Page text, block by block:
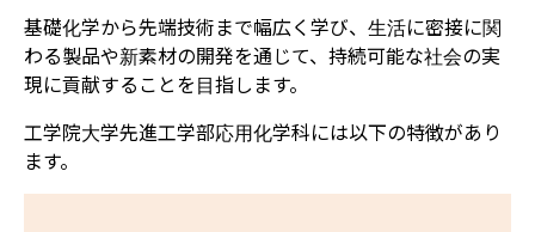
基礎化学から先端技術まで幅広く学び、生活に密接に関
わる製品や新素材の開発を通じて、持続可能な社会の実
現に貢献することを目指します。
工学院大学先進工学部応用化学科には以下の特徴があり
ます。